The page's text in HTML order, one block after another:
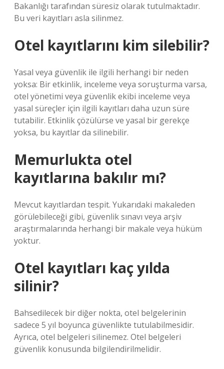
Bakanlığı tarafından süresiz olarak tutulmaktadır.
Bu veri kayıtları asla silinmez.
Otel kayıtlarını kim silebilir?
Yasal veya güvenlik ile ilgili herhangi bir neden
yoksa: Bir etkinlik, inceleme veya soruşturma varsa,
otel yönetimi veya güvenlik ekibi inceleme veya
yasal süreçler için ilgili kayıtları daha uzun süre
tutabilir. Etkinlik çözülürse ve yasal bir gerekçe
yoksa, bu kayıtlar da silinebilir.
Memurlukta otel
kayıtlarına bakılır mı?
Mevcut kayıtlardan tespit. Yukarıdaki makaleden
görülebileceği gibi, güvenlik sınavı veya arşiv
araştırmalarında herhangi bir makale veya hüküm
yoktur.
Otel kayıtları kaç yılda
silinir?
Bahsedilecek bir diğer nokta, otel belgelerinin
sadece 5 yıl boyunca güvenlikte tutulabilmesidir.
Ayrıca, otel belgeleri silinemez. Otel belgeleri
güvenlik konusunda bilgilendirilmelidir.